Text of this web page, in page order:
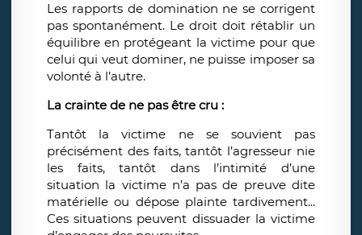
Les rapports de domination ne se corrigent
pas spontanément. Le droit doit rétablir un
équilibre en protégeant la victime pour que
celui qui veut dominer, ne puisse imposer sa
volonté à l’autre.
La crainte de ne pas être cru :
Tantôt la victime ne se souvient pas
précisément des faits, tantôt l’agresseur nie
les faits, tantôt dans l’intimité d’une
situation la victime n’a pas de preuve dite
matérielle ou dépose plainte tardivement...
Ces situations peuvent dissuader la victime